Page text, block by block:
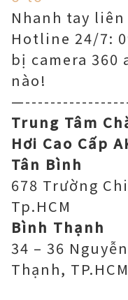
Nhanh tay
Hotline 24/7:
bị camera 360
nào!
Trung Tâm
Hơi Cao Cấp
Tân Bình
678 Trường
Tp.HCM
Bình Thạnh
34 – 36
Thạnh, TP.HCM